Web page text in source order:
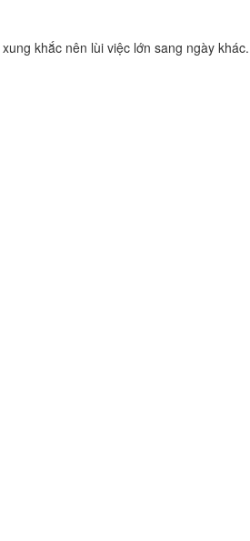
xung khắc nên lùi việc lớn sang ngày